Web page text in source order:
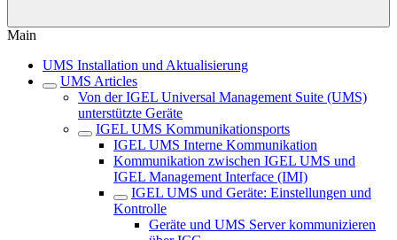
Main
UMS Installation und Aktualisierung
UMS Articles
Von der IGEL Universal Management Suite (UMS)
unterstützte Geräte
IGEL UMS Kommunikationsports
IGEL UMS Interne Kommunikation
Kommunikation zwischen IGEL UMS und
IGEL Management Interface (IMI)
IGEL UMS und Geräte: Einstellungen und
Kontrolle
Geräte und UMS Server kommunizieren